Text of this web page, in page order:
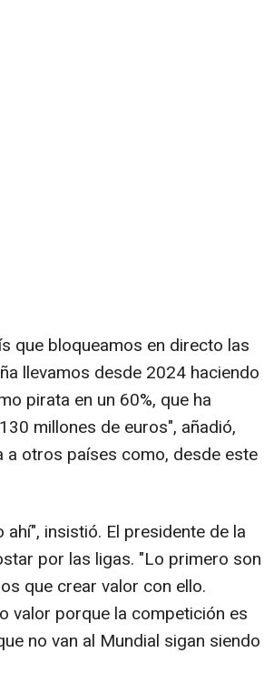
que bloqueamos en directo las
llevamos desde 2024 haciendo
pirata en un 60%, que ha
millones de euros", añadió,
a otros países como, desde este
insistió. El presidente de la
por las ligas. "Lo primero son
que crear valor con ello.
valor porque la competición es
no van al Mundial sigan siendo